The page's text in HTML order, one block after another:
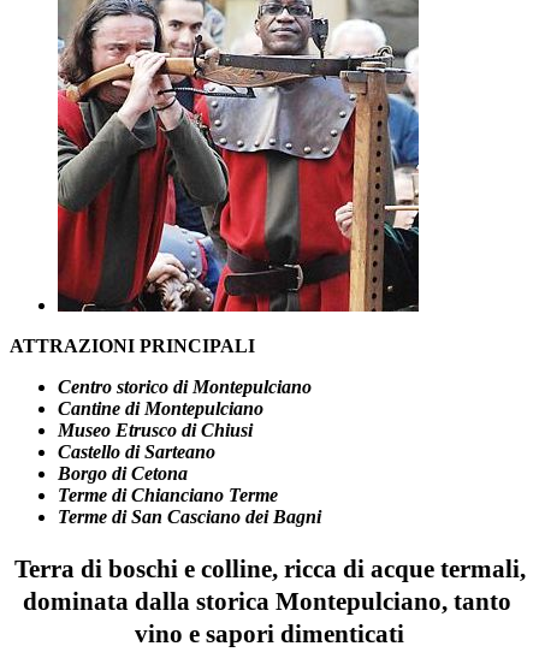
ATTRAZIONI PRINCIPALI
Centro storico di Montepulciano
Cantine di Montepulciano
Museo Etrusco di Chiusi
Castello di Sarteano
Borgo di Cetona
Terme di Chianciano Terme
Terme di San Casciano dei Bagni
Terra di boschi e colline, ricca di acque termali,
dominata dalla storica Montepulciano, tanto
vino e sapori dimenticati